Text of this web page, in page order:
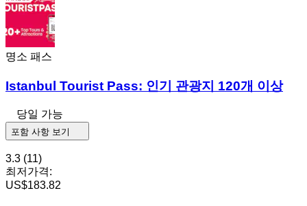
명소 패스
Istanbul Tourist Pass: 인기 관광지 120개 이상
당일 가능
포함 사항 보기
3.3 (11)
최저가격:
US$183.82